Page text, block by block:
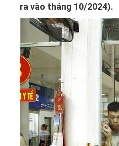
ra vào tháng 10/2024).